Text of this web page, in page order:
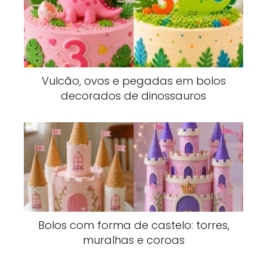
Vulcão, ovos e pegadas em bolos
decorados de dinossauros
Bolos com forma de castelo: torres,
muralhas e coroas